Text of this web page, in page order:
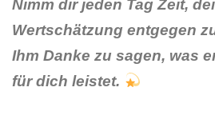
Nimm dir jeden Tag Zeit,
Wertschätzung entgegen
Ihm Danke zu sagen, was
für dich leistet.